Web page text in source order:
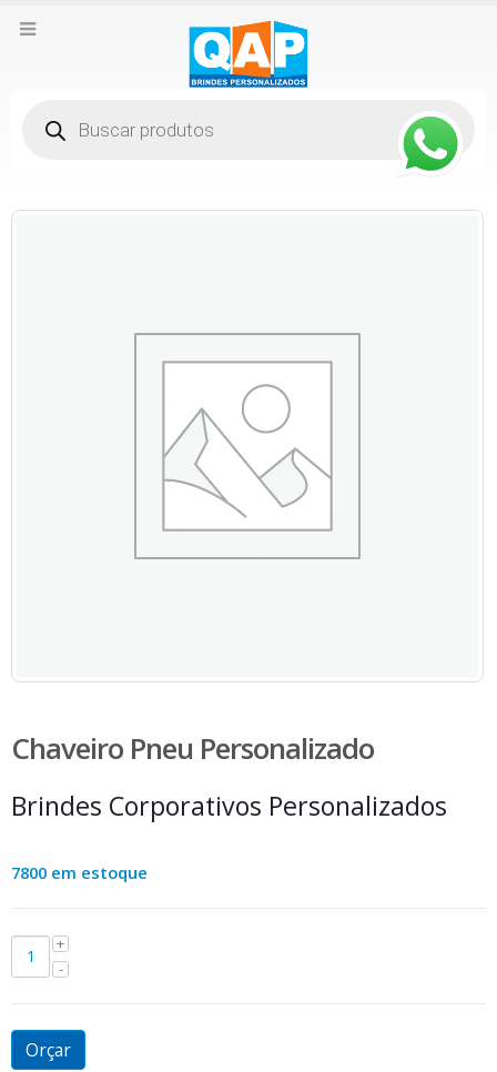
produtos
Chaveiro Pneu Personalizado
Brindes Corporativos Personalizados
7800 em estoque
Orçar